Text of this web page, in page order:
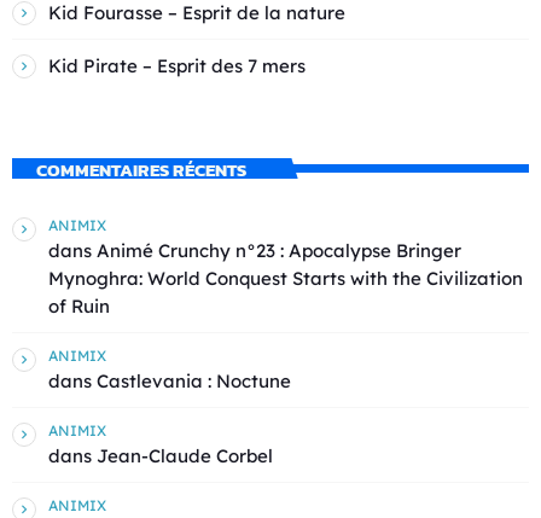
Kid Fourasse – Esprit de la nature
Kid Pirate – Esprit des 7 mers
COMMENTAIRES RÉCENTS
ANIMIX
dans Animé Crunchy n°23 : Apocalypse Bringer
Mynoghra: World Conquest Starts with the Civilization
of Ruin
ANIMIX
dans Castlevania : Noctune
ANIMIX
dans Jean-Claude Corbel
ANIMIX